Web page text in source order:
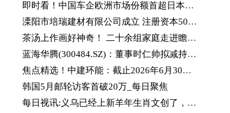
即时看！中国车企欧洲市场份额首超日本，超半数新能源汽车相关企业在华东华南
溧阳市培瑞建材有限公司成立 注册资本50万人民币
茶汤上作画好神奇！ 二十余组家庭走进瞻园领略宋韵风雅_每日视点
蓝海华腾(300484.SZ)：董事时仁帅拟减持不超过64万股 每日聚焦
焦点精选！中建环能：截止2026年6月30日，公司股东人数为17,508
韩国5月邮轮访客首破20万_每日聚焦
每日视讯:义乌已经上新羊年生肖文创了，今年相关企业注册量同比增长57.17%